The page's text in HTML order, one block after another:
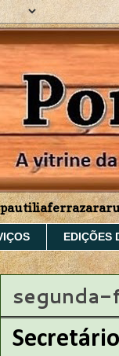
EDIÇÕES
segunda-